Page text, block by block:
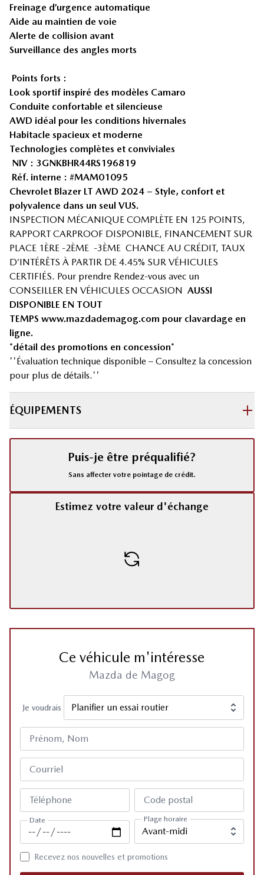
Freinage d’urgence automatique
Aide au maintien de voie
Alerte de collision avant
Surveillance des angles morts
Points forts :
Look sportif inspiré des modèles Camaro
Conduite confortable et silencieuse
AWD idéal pour les conditions hivernales
Habitacle spacieux et moderne
Technologies complètes et conviviales
NIV : 3GNKBHR44RS196819
Réf. interne : #MAM01095
Chevrolet Blazer LT AWD 2024 – Style, confort et
polyvalence dans un seul VUS.
INSPECTION MÉCANIQUE COMPLÈTE EN 125 POINTS,
RAPPORT CARPROOF DISPONIBLE, FINANCEMENT SUR
PLACE 1ÈRE -2ÈME -3ÈME CHANCE AU CRÉDIT, TAUX
D’INTÉRÊTS À PARTIR DE 4.45% SUR VÉHICULES
CERTIFIÉS. Pour prendre Rendez-vous avec un
CONSEILLER EN VÉHICULES OCCASION AUSSI
DISPONIBLE EN TOUT
TEMPS www.mazdademagog.com pour clavardage en
ligne.
*détail des promotions en concession*
''Évaluation technique disponible – Consultez la concession
pour plus de détails.''
ÉQUIPEMENTS
Ce véhicule m'intéresse
Mazda de Magog
Je voudrais
Prénom, Nom
Courriel
Téléphone Code postal
Date Plage horaire
Recevez nos nouvelles et promotions
Puis-je être préqualifié?
Sans affecter votre pointage de crédit.
Estimez votre valeur d'échange